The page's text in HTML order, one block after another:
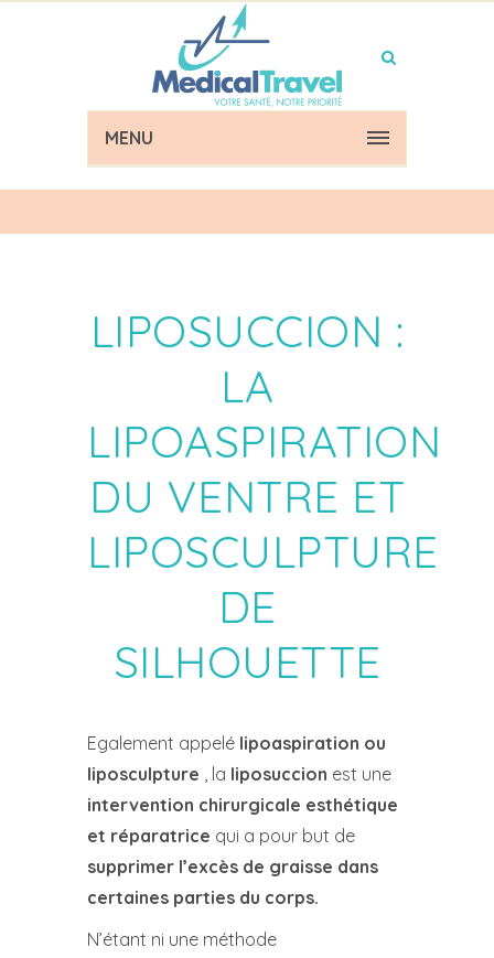
MENU
LIPOSUCCION :
LA
LIPOASPIRATION
DU VENTRE ET
LIPOSCULPTURE
DE
SILHOUETTE
Egalement appelé lipoaspiration ou
liposculpture , la liposuccion est une
intervention chirurgicale esthétique
et réparatrice qui a pour but de
supprimer l’excès de graisse dans
certaines parties du corps.
N’étant ni une méthode